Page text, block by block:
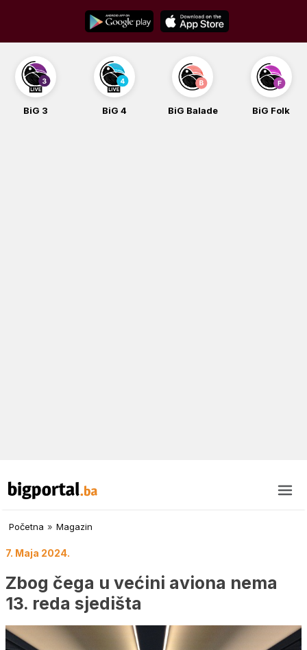
content
BiG 3 BiG 4 BiG Balade BiG Folk
Početna » Magazin
7. Maja 2024.
Zbog čega u većini aviona nema
13. reda sjedišta